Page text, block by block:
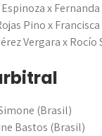
Espinoza x
Pino x
Vergara x Rocío
(Brasil)
Bastos (Brasil)